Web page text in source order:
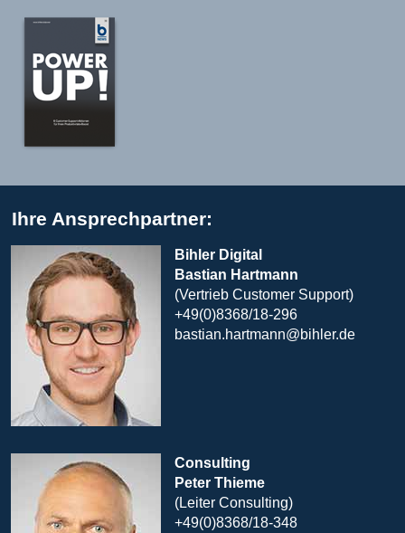
Ihre Ansprechpartner:
Bihler Digital
Bastian Hartmann
(Vertrieb Customer Support)
+49(0)8368/18-296
bastian.hartmann@bihler.de
Consulting
Peter Thieme
(Leiter Consulting)
+49(0)8368/18-348